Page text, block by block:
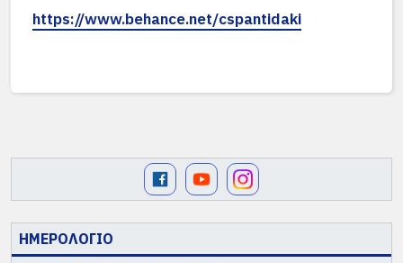
ΗΜΕΡΟΛΟΓΙΟ
https://www.behance.net/cspantidaki